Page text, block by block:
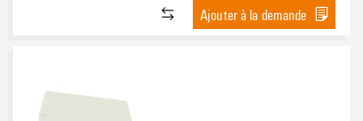
Ajouter à la demande